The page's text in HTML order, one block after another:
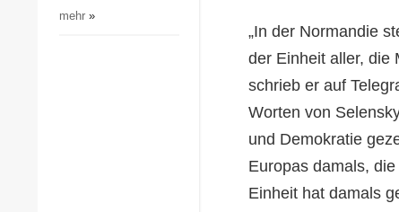
Notstand und Notfälle
mehr»
„In der Normandie
der Einheit aller, die
schrieb er auf
Worten von
und Demokratie
Europas damals,
Einheit hat damals